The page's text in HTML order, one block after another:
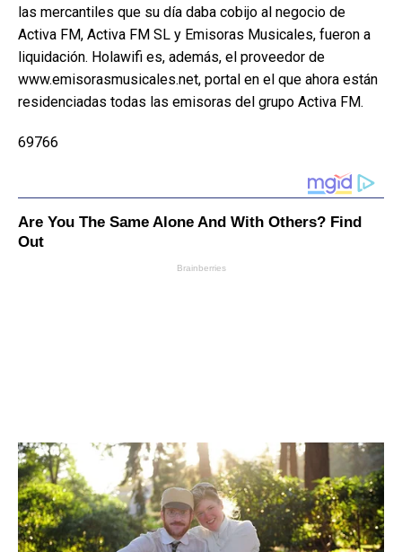
las mercantiles que su día daba cobijo al negocio de
Activa FM, Activa FM SL y Emisoras Musicales, fueron a
liquidación. Holawifi es, además, el proveedor de
www.emisorasmusicales.net, portal en el que ahora están
residenciadas todas las emisoras del grupo Activa FM.
69766